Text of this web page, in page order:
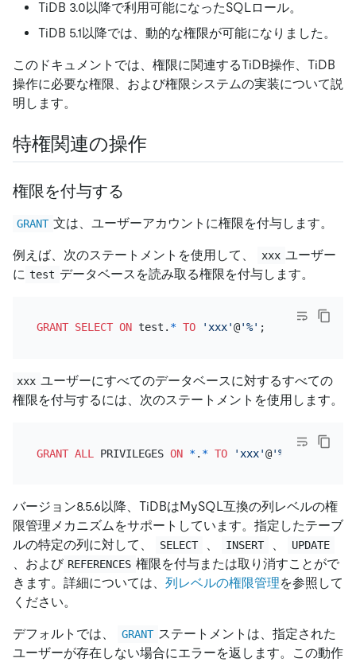
TiDB 3.0以降で利用可能になったSQLロール。
TiDB 5.1以降では、動的な権限が可能になりました。
このドキュメントでは、権限に関連するTiDB操作、TiDB
操作に必要な権限、および権限システムの実装について説
明します。
特権関連の操作
権限を付与する
GRANT 文は、ユーザーアカウントに権限を付与します。
例えば、次のステートメントを使用して、 xxx ユーザー
に test データベースを読み取る権限を付与します。
GRANT SELECT ON test. * TO 'xxx'@'%'
xxx ユーザーにすべてのデータベースに対するすべての
権限を付与するには、次のステートメントを使用します。
GRANT ALL PRIVILEGES ON *. * TO 'xxx'@'%'
バージョン8.5.6以降、TiDBはMySQL互換の列レベルの権
限管理メカニズムをサポートしています。指定したテーブ
ルの特定の列に対して、
SELECT 、 INSERT 、 UPDATE
、および REFERENCES 権限を付与または取り消すことがで
きます。詳細については、 列レベルの権限管理を参照して
ください。
デフォルトでは、 GRANT ステートメントは、指定された
ユーザーが存在しない場合にエラーを返します。この動作